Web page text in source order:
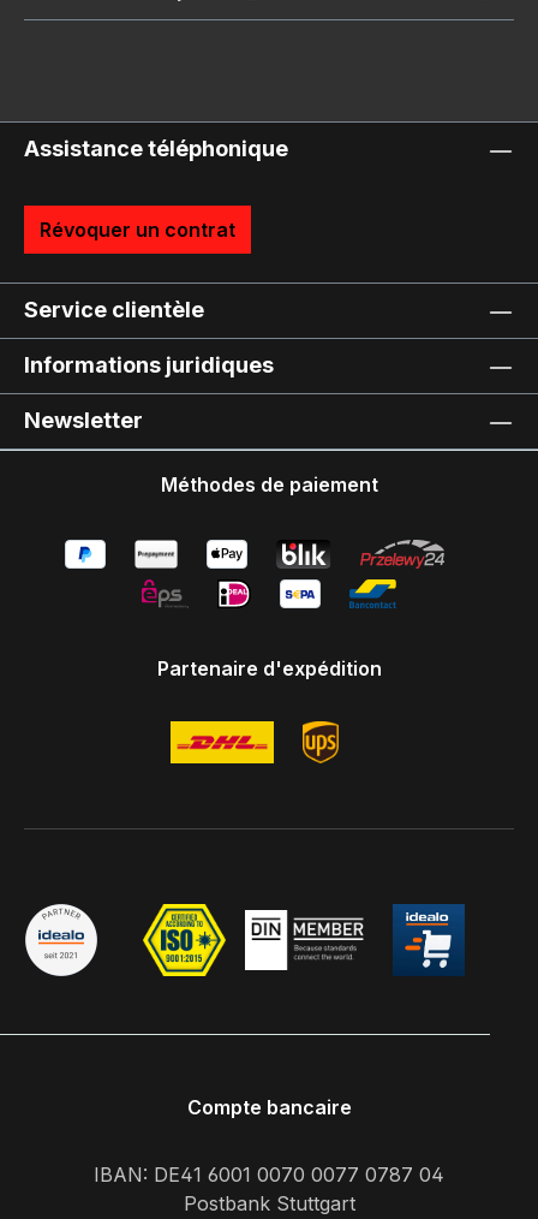
Assistance téléphonique
Révoquer un contrat
Service clientèle
Informations juridiques
Newsletter
Méthodes de paiement
Partenaire d'expédition
Compte bancaire
IBAN: DE41 6001 0070 0077 0787 04
Postbank Stuttgart